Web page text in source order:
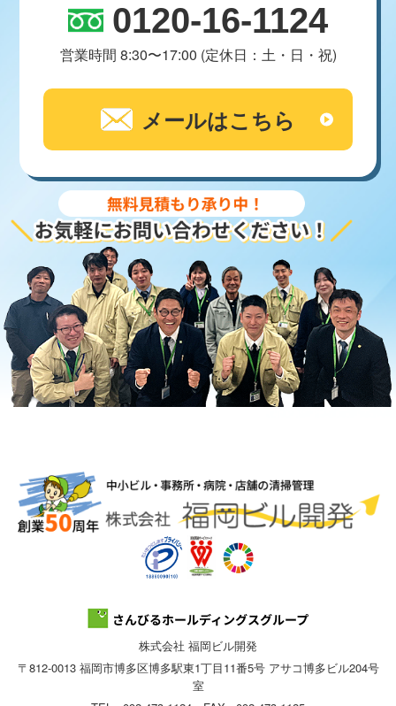
0120-16-1124
営業時間 8:30〜17:00 (定休日：土・日・祝)
メールはこちら
株式会社 福岡ビル開発
〒812-0013 福岡市博多区博多駅東1丁目11番5号 アサコ博多ビル204号
室